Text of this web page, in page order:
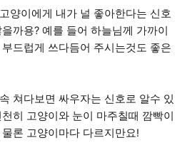
양이에게 내가 널 좋아한다는 신호
까용? 예를 들어 하늘님께 가까이
드럽게 쓰다듬어 주시는것도 좋은
쳐다보면 싸우자는 신호로 알수 있
히 고양이와 눈이 마주칠때 깜빡이
론 고양이마다 다르지만요!